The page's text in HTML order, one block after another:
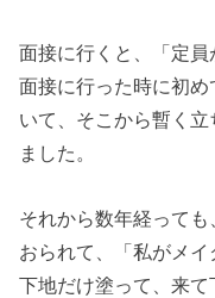
面接に行くと、「定員
面接に行った時に初
いて、そこから暫く
ました。
それから数年経って
おられて、「私がメ
下地だけ塗って、来